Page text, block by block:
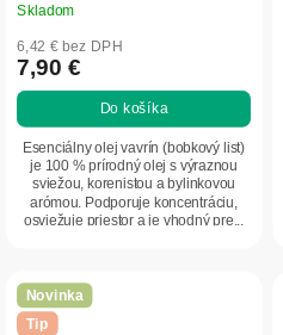
Skladom
6,42 € bez DPH
7,90 €
Do košíka
Esenciálny olej vavrín (bobkový list)
je 100 % prírodný olej s výraznou
sviežou, korenistou a bylinkovou
arómou. Podporuje koncentráciu,
osviežuje priestor a je vhodný pre...
Novinka
Tip